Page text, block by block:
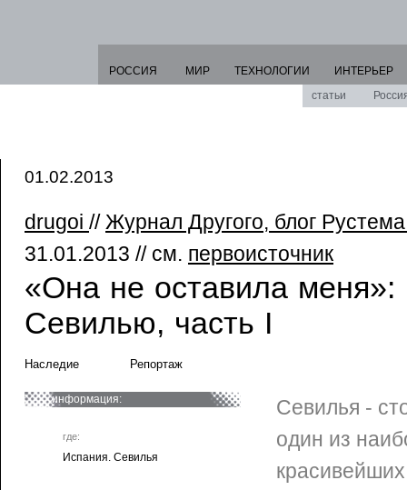
РОССИЯ МИР ТЕХНОЛОГИИ
ИНТЕРЬЕР
статьи
01.02.2013
drugoi // Журнал Другого, блог
31.01.2013 // см. первоисточник
«Она не оставила меня»:
Севилью, часть I
Наследие Репортаж
информация:
где:
Испания. Севилья
Севилья -
один из